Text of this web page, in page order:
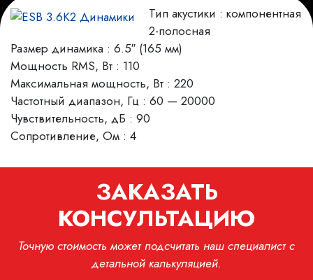
Тип акустики : компонентная
2-полосная
Размер динамика : 6.5″ (165 мм)
Мощность RMS, Вт : 110
Максимальная мощность, Вт : 220
Частотный диапазон, Гц : 60 — 20000
Чувствительность, дБ : 90
Сопротивление, Ом : 4
ЗАКАЗАТЬ
КОНСУЛЬТАЦИЮ
Точную стоимость может подсчитать наш специалист с
детальной калькуляцией.